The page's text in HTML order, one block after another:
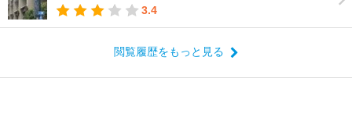
3.4
閲覧履歴をもっと見る